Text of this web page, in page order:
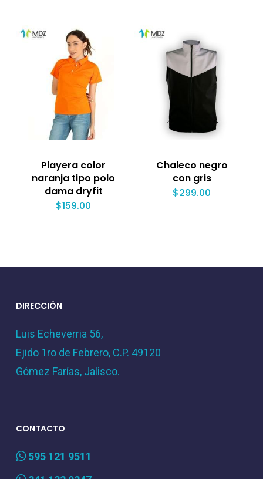
Playera color
naranja tipo polo
dama dryfit
$159.00
Chaleco negro
con gris
$299.00
DIRECCIÓN
Luis Echeverria 56,
Ejido 1ro de Febrero, C.P. 49120
Gómez Farías, Jalisco.
CONTACTO
595 121 9511